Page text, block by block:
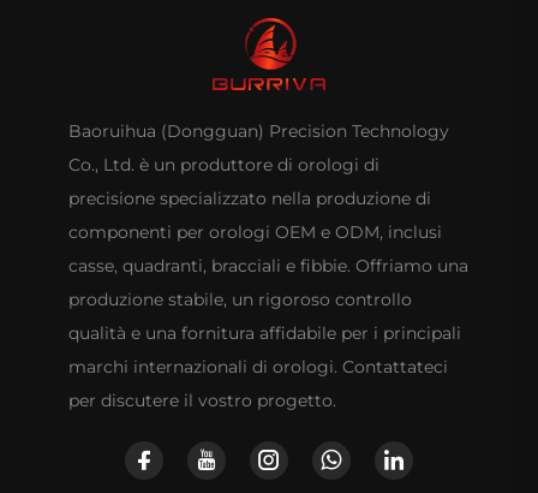
Baoruihua (Dongguan) Precision Technology
Co., Ltd. è un produttore di orologi di
precisione specializzato nella produzione di
componenti per orologi OEM e ODM, inclusi
casse, quadranti, bracciali e fibbie. Offriamo una
produzione stabile, un rigoroso controllo
qualità e una fornitura affidabile per i principali
marchi internazionali di orologi. Contattateci
per discutere il vostro progetto.